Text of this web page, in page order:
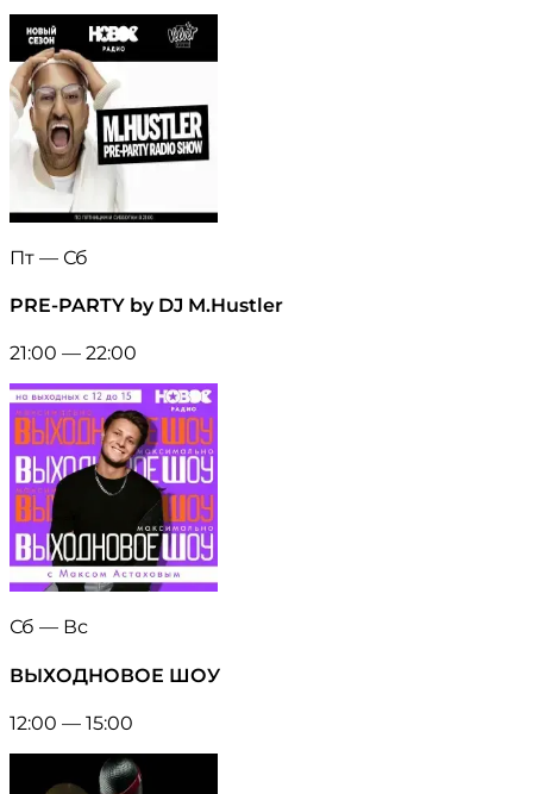
Пт — Сб
PRE-PARTY by DJ M.Hustler
21:00 — 22:00
Сб — Вс
ВЫХОДНОВОЕ ШОУ
12:00 — 15:00